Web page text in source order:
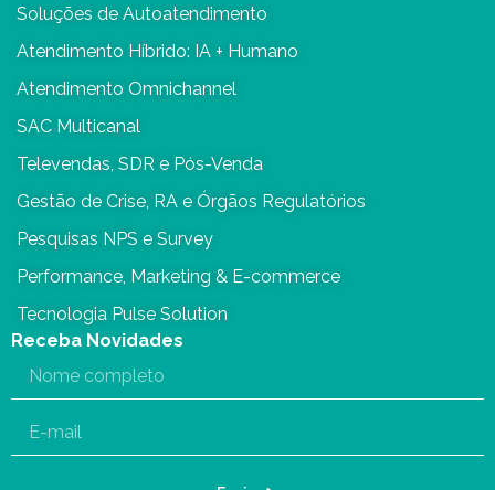
Soluções de Autoatendimento
Atendimento Híbrido: IA + Humano
Atendimento Omnichannel
SAC Multicanal
Televendas, SDR e Pós-Venda
Gestão de Crise, RA e Órgãos Regulatórios
Pesquisas NPS e Survey
Performance, Marketing & E-commerce
Tecnologia Pulse Solution
Receba Novidades